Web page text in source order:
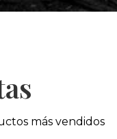
más vendidos